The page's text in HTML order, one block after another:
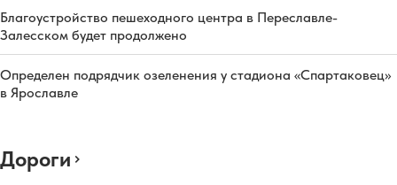
Благоустройство пешеходного центра в Переславле-
Залесском будет продолжено
Определен подрядчик озеленения у стадиона «Спартаковец»
в Ярославле
Дороги